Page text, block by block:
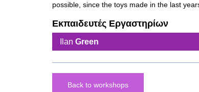
possible, since the toys made in the last
Εκπαιδευτές Εργαστηρίων
Ilan Green
Back to workshops